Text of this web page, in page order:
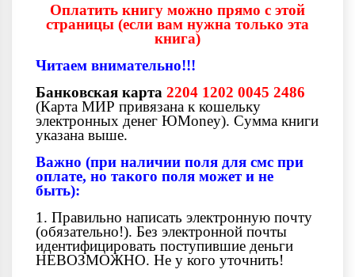
Оплатить книгу можно прямо с этой
страницы (если вам нужна только эта
книга)
Читаем внимательно!!!
Банковская карта 2204 1202 0045 2486
(Карта МИР привязана к кошельку
электронных денег ЮMoney). Сумма книги
указана выше.
Важно (при наличии поля для смс при
оплате, но такого поля может и не
быть):
1. Правильно написать электронную почту
(обязательно!). Без электронной почты
идентифицировать поступившие деньги
НЕВОЗМОЖНО. Не у кого уточнить!